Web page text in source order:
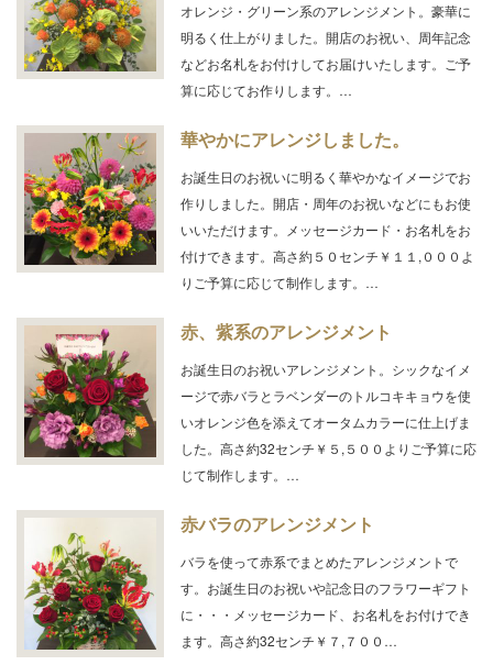
オレンジ・グリーン系のアレンジメント。豪華に
明るく仕上がりました。開店のお祝い、周年記念
などお名札をお付けしてお届けいたします。ご予
算に応じてお作りします。…
華やかにアレンジしました。
お誕生日のお祝いに明るく華やかなイメージでお
作りしました。開店・周年のお祝いなどにもお使
いいただけます。メッセージカード・お名札をお
付けできます。高さ約５０センチ￥１１,０００よ
りご予算に応じて制作します。…
赤、紫系のアレンジメント
お誕生日のお祝いアレンジメント。シックなイメ
ージで赤バラとラベンダーのトルコキキョウを使
いオレンジ色を添えてオータムカラーに仕上げま
した。高さ約32センチ￥５,５００よりご予算に応
じて制作します。…
赤バラのアレンジメント
バラを使って赤系でまとめたアレンジメントで
す。お誕生日のお祝いや記念日のフラワーギフト
に・・・メッセージカード、お名札をお付けでき
ます。高さ約32センチ￥７,７００…